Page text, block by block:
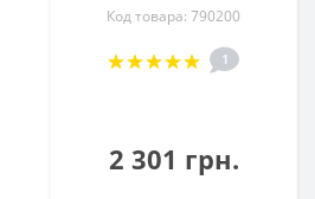
Код товара: 790200
1
2 301 грн.